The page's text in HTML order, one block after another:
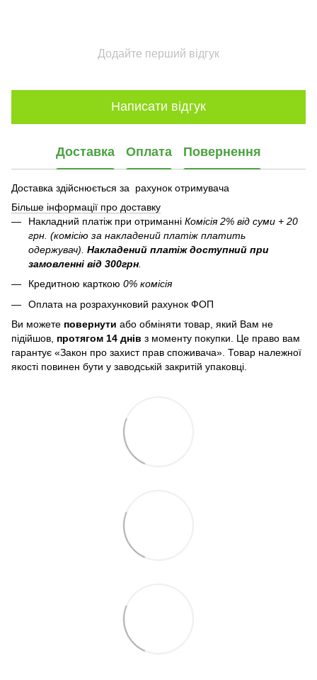
Додайте перший відгук
Написати відгук
Доставка Оплата Повернення
Доставка здійснюється за рахунок отримувача
Більше інформації про доставку
Накладний платіж при отриманні Комісія 2% від суми + 20
грн. (комісію за накладений платіж платить
одержувач). Накладений платіж доступний при
замовленні від 300грн
Кредитною карткою 0% комісія
Оплата на розрахунковий рахунок ФОП
Ви можете повернути або обміняти товар, який Вам не
підійшов, протягом 14 днів з моменту покупки. Це право вам
гарантує «Закон про захист прав споживача». Товар належної
якості повинен бути у заводській закритій упаковці.